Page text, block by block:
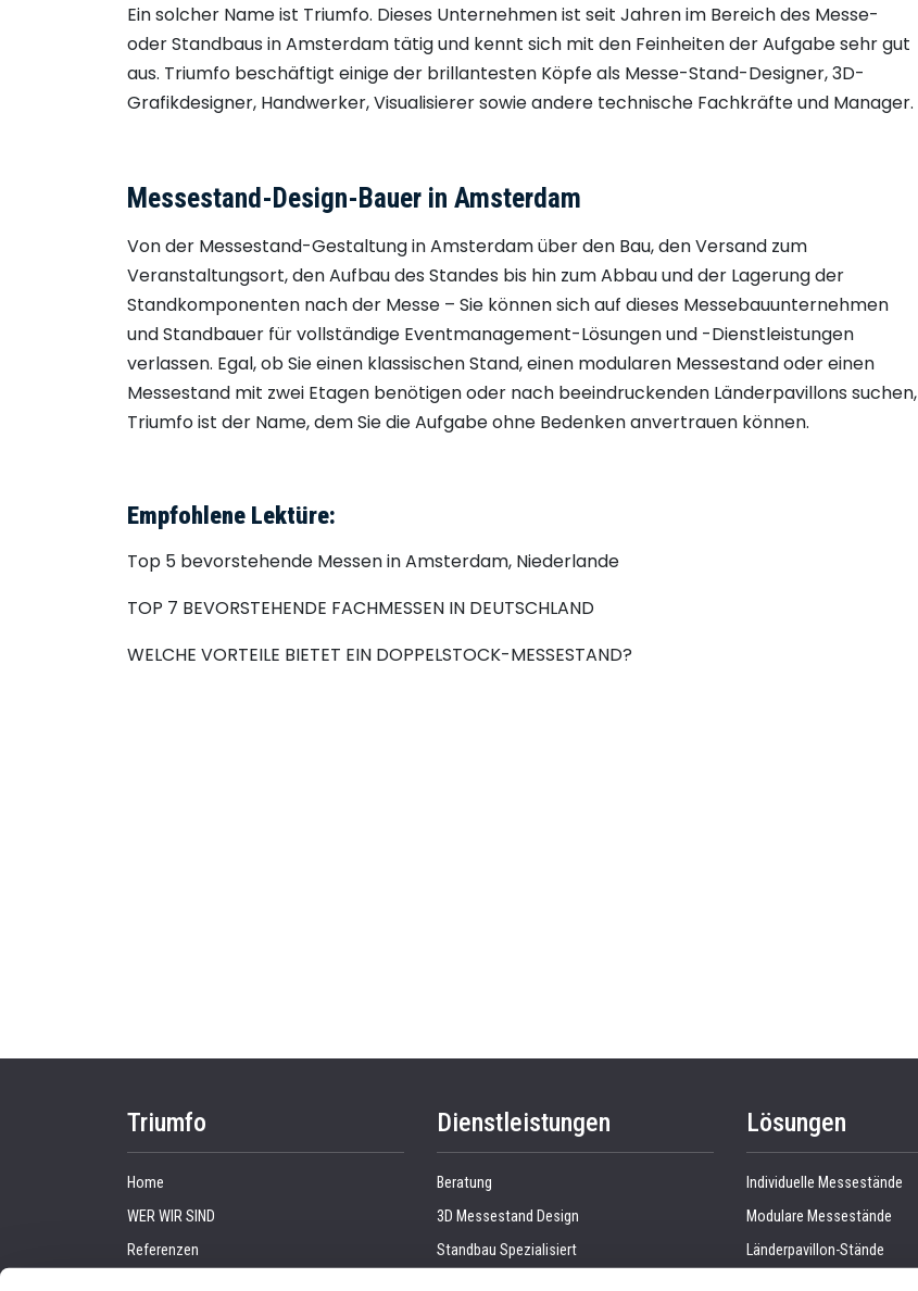
Ein solcher Name ist Triumfo. Dieses Unternehmen ist seit Jahren im Bereich des Messe-
oder Standbaus in Amsterdam tätig und kennt sich mit den Feinheiten der Aufgabe sehr gut
aus. Triumfo beschäftigt einige der brillantesten Köpfe als Messe-Stand-Designer, 3D-
Grafikdesigner, Handwerker, Visualisierer sowie andere technische Fachkräfte und Manager.
Messestand-Design-Bauer in Amsterdam
Von der Messestand-Gestaltung in Amsterdam über den Bau, den Versand zum
Veranstaltungsort, den Aufbau des Standes bis hin zum Abbau und der Lagerung der
Standkomponenten nach der Messe – Sie können sich auf dieses Messebauunternehmen
und Standbauer für vollständige Eventmanagement-Lösungen und -Dienstleistungen
verlassen. Egal, ob Sie einen klassischen Stand, einen modularen Messestand oder einen
Messestand mit zwei Etagen benötigen oder nach beeindruckenden Länderpavillons suchen,
Triumfo ist der Name, dem Sie die Aufgabe ohne Bedenken anvertrauen können.
Empfohlene Lektüre:
Top 5 bevorstehende Messen in Amsterdam, Niederlande
TOP 7 BEVORSTEHENDE FACHMESSEN IN DEUTSCHLAND
WELCHE VORTEILE BIETET EIN DOPPELSTOCK-MESSESTAND?
Triumfo
Home
WER WIR SIND
Referenzen
Dienstleistungen
Beratung
3D Messestand Design
Standbau Spezialisiert
Lösungen
Individuelle Messestände
Modulare Messestände
Länderpavillon-Stände